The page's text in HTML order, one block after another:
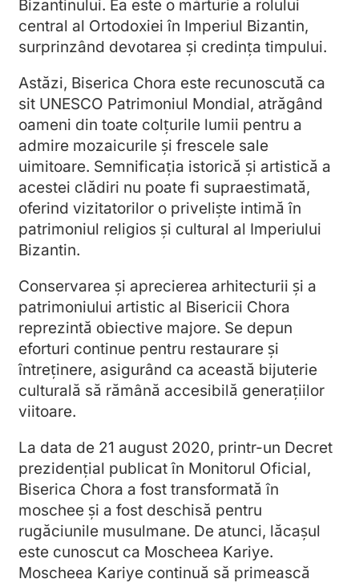
Bizantinului. Ea este o mărturie a rolului
central al Ortodoxiei în Imperiul Bizantin,
surprinzând devotarea și credința timpului.
Astăzi, Biserica Chora este recunoscută ca
sit UNESCO Patrimoniul Mondial, atrăgând
oameni din toate colțurile lumii pentru a
admire mozaicurile și frescele sale
uimitoare. Semnificația istorică și artistică a
acestei clădiri nu poate fi supraestimată,
oferind vizitatorilor o priveliște intimă în
patrimoniul religios și cultural al Imperiului
Bizantin.
Conservarea și aprecierea arhitecturii și a
patrimoniului artistic al Bisericii Chora
reprezintă obiective majore. Se depun
eforturi continue pentru restaurare și
întreținere, asigurând ca această bijuterie
culturală să rămână accesibilă generațiilor
viitoare.
La data de 21 august 2020, printr-un Decret
prezidențial publicat în Monitorul Oficial,
Biserica Chora a fost transformată în
moschee și a fost deschisă pentru
rugăciunile musulmane. De atunci, lăcașul
este cunoscut ca Moscheea Kariye.
Moscheea Kariye continuă să primească